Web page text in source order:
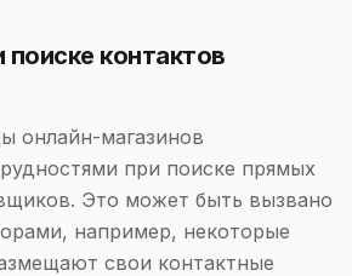
контактов
онлайн-магазинов
при поиске прямых
Это может быть вызвано
например, некоторые
свои контактные